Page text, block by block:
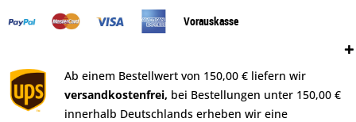
Vorauskasse
Ab einem Bestellwert von 150,00 € liefern wir
versandkostenfrei, bei Bestellungen unter 150,00 €
innerhalb Deutschlands erheben wir eine